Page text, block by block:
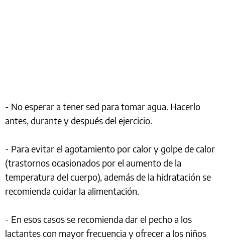
- No esperar a tener sed para tomar agua. Hacerlo
antes, durante y después del ejercicio.
- Para evitar el agotamiento por calor y golpe de calor
(trastornos ocasionados por el aumento de la
temperatura del cuerpo), además de la hidratación se
recomienda cuidar la alimentación.
- En esos casos se recomienda dar el pecho a los
lactantes con mayor frecuencia y ofrecer a los niños